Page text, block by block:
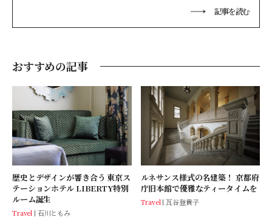
記事を読む
おすすめの記事
歴史とデザインが響き合う 東京ス
テーションホテル LIBERTY特別
ルーム誕生
Travel 石川ともみ
ルネサンス様式の名建築！ 京都府
庁旧本館で優雅なティータイムを
Travel 瓦谷登貴子